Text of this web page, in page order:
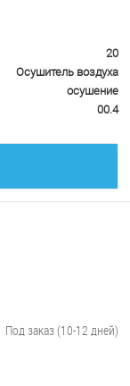
20
Осушитель воздуха
осушение
00.4
Под заказ (10-12 дней)